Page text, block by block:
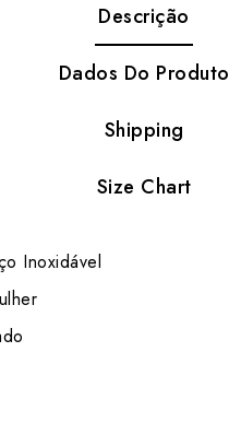
Descrição
Dados Do Produto
Shipping
Size Chart
Inoxidável